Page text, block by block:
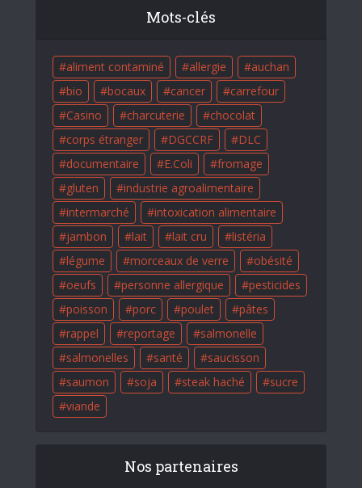
Mots-clés
aliment contaminé allergie
auchan
bio
bocaux cancer
carrefour
Casino
charcuterie
chocolat
corps étranger
DGCCRF
DLC
documentaire
E.Coli
fromage
gluten
industrie agroalimentaire
intermarché
intoxication alimentaire
jambon
lait lait cru
listéria
légume
morceaux de verre
obésité
oeufs
personne allergique
pesticides
poisson
porc poulet
pâtes
rappel
reportage
salmonelle
salmonelles
santé
saucisson
saumon
soja steak haché
sucre
viande
Nos partenaires